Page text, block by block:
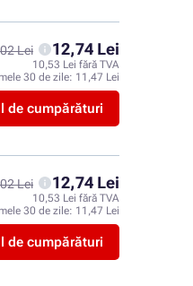
Lei 12,74 Lei
10,53 Lei fără TVA
30 de zile: 11,47 Lei
de cumpărături
Lei 12,74 Lei
10,53 Lei fără TVA
30 de zile: 11,47 Lei
de cumpărături